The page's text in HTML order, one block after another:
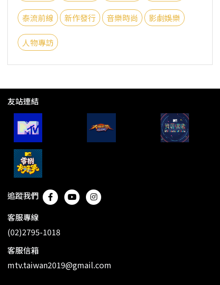
泰流前線 新作發行 音樂時尚 影劇娛樂
人物專訪
友站連結
追蹤我們
客服專線
(02)2795-1018
客服信箱
mtv.taiwan2019@gmail.com